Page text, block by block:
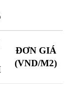
ĐƠN GIÁ
(VND/M2)